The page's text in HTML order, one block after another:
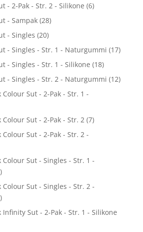
- 2-Pak - Str. 2 - Silikone (6)
- Sampak (28)
- Singles (20)
- Singles - Str. 1 - Naturgummi (17)
- Singles - Str. 1 - Silikone (18)
- Singles - Str. 2 - Naturgummi (12)
Colour Sut - 2-Pak - Str. 1 -
Colour Sut - 2-Pak - Str. 2 (7)
Colour Sut - 2-Pak - Str. 2 -
Colour Sut - Singles - Str. 1 -
Colour Sut - Singles - Str. 2 -
Infinity Sut - 2-Pak - Str. 1 - Silikone